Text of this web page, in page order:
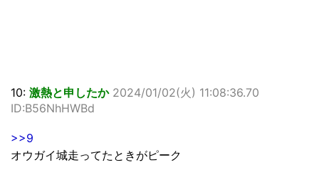
10: 激熱と申したか 2024/01/02(火) 11:08:36.70
ID:B56NhHWBd
>>9
オウガイ城走ってたときがピーク